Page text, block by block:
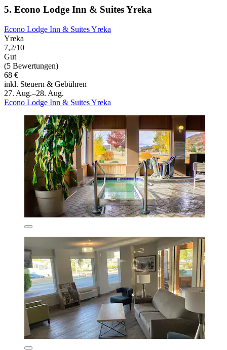
5. Econo Lodge Inn & Suites Yreka
Econo Lodge Inn & Suites Yreka
Yreka
7,2/10
Gut
(5 Bewertungen)
68 €
inkl. Steuern & Gebühren
27. Aug.–28. Aug.
Econo Lodge Inn & Suites Yreka